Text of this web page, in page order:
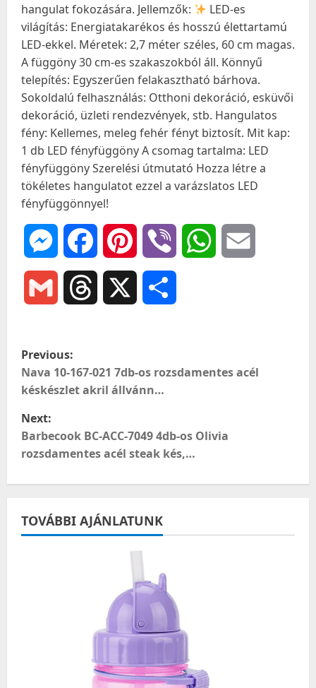
hangulat fokozására. Jellemzők:
LED-es
világítás: Energiatakarékos és hosszú élettartamú
LED-ekkel. Méretek: 2,7 méter széles, 60 cm magas.
A függöny 30 cm-es szakaszokból áll. Könnyű
telepítés: Egyszerűen felakasztható bárhova.
Sokoldalú felhasználás: Otthoni dekoráció, esküvői
dekoráció, üzleti rendezvények, stb. Hangulatos
fény: Kellemes, meleg fehér fényt biztosít. Mit kap:
1 db LED fényfüggöny A csomag tartalma: LED
fényfüggöny Szerelési útmutató Hozza létre a
tökéletes hangulatot ezzel a varázslatos LED
fényfüggönnyel!
MessengerFacebookPinterest Viber WhatsApp
Gmail Threads
P
o
s
t
v
Previous:
Nava 10-167-021 7db-os rozsdamentes acél
késkészlet akril állvánn…
Next:
Barbecook BC-ACC-7049 4db-os Olivia
rozsdamentes acél steak kés,…
TOVÁBBI AJÁNLATUNK